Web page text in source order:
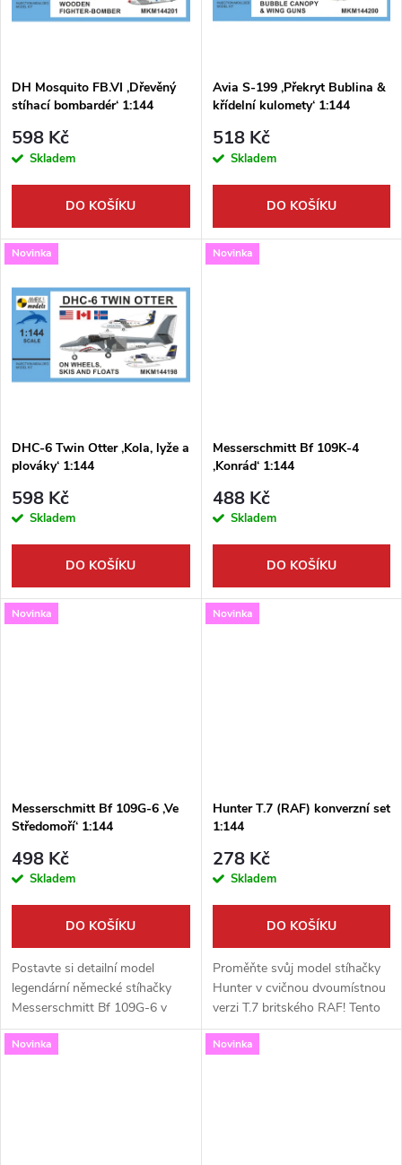
n
p
r
o
d
u
k
t
i
s
p
r
d
u
k
t
ů
DH Mosquito FB.VI ,Dřevěný
stíhací bombardér‘ 1:144
598 Kč
Skladem
DO KOŠÍKU
Avia S-199 ,Překryt Bublina &
křídelní kulomety‘ 1:144
518 Kč
Skladem
DO KOŠÍKU
Novinka
DHC-6 Twin Otter ‚Kola, lyže a
plováky‘ 1:144
598 Kč
Skladem
DO KOŠÍKU
Novinka
Messerschmitt Bf 109K-4
,Konrád‘ 1:144
488 Kč
Skladem
DO KOŠÍKU
Novinka
Messerschmitt Bf 109G-6 ,Ve
Středomoří‘ 1:144
498 Kč
Skladem
DO KOŠÍKU
Postavte si detailní model
legendární německé stíhačky
Messerschmitt Bf 109G-6 v
měřítku 1:144. Tato stavebnice
od firmy Mark I zachycuje
Novinka
Hunter T.7 (RAF) konverzní set
1:144
278 Kč
Skladem
DO KOŠÍKU
Proměňte svůj model stíhačky
Hunter v cvičnou dvoumístnou
verzi T.7 britského RAF! Tento
detailní konverzní set v měřítku
1:144 od Mark I obsahuje
Novinka Novinka